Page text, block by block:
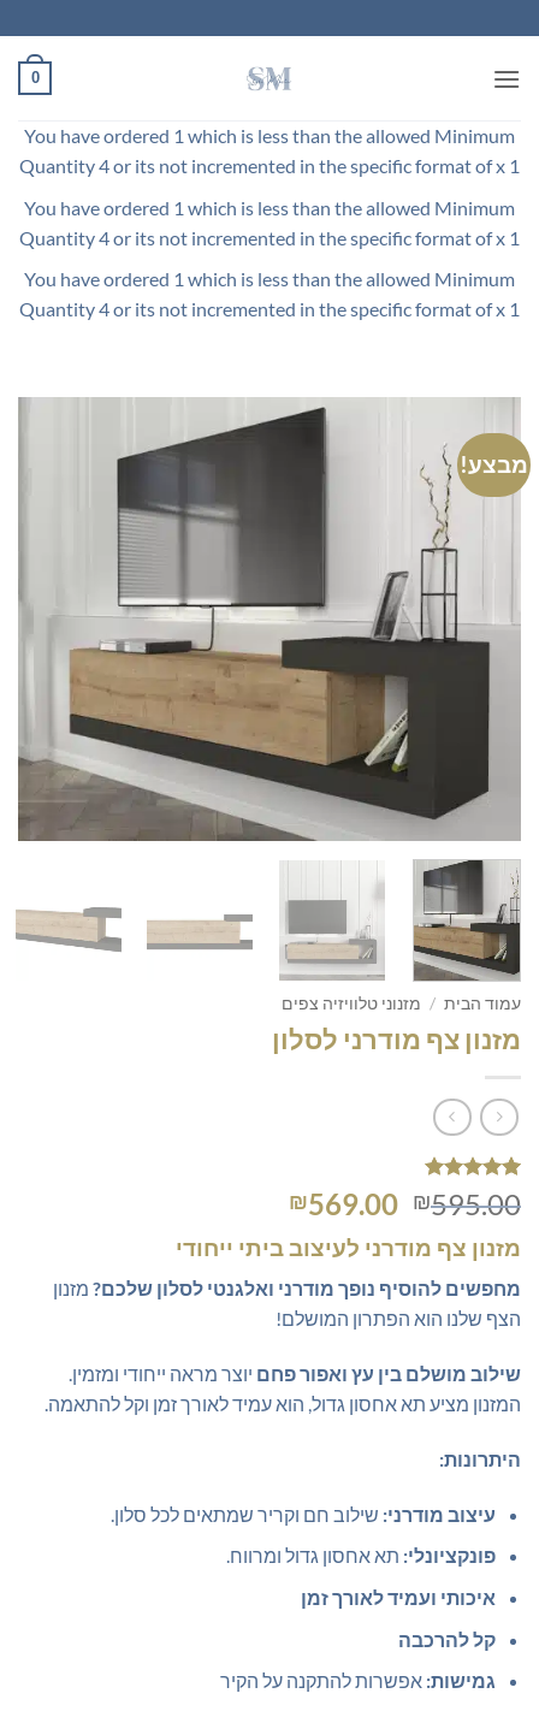
to
content
0
You have ordered 1 which is less than the allowed Minimum
Quantity 4 or its not incremented in the specific format of x 1
You have ordered 1 which is less than the allowed Minimum
Quantity 4 or its not incremented in the specific format of x 1
You have ordered 1 which is less than the allowed Minimum
Quantity 4 or its not incremented in the specific format of x 1
מבצע!
עמוד הבית / מזנוני טלוויזיה צפים
מזנון צף מודרני לסלון
מדורג5
מתוך 5
1
דירוגים של
₪595.00
המחיר
המקורי
היה:
₪595.00.
₪569.00
הוא:
₪569.00.
מזנון צף מודרני לעיצוב ביתי ייחודי
מחפשים להוסיף נופך מודרני ואלגנטי לסלון שלכם? מזנון
הצף שלנו הוא הפתרון המושלם!
שילוב מושלם בין עץ ואפור פחם יוצר מראה ייחודי ומזמין.
המזנון מציע תא אחסון גדול, הוא עמיד לאורך זמן וקל להתאמה.
היתרונות:
עיצוב מודרני: שילוב חם וקריר שמתאים לכל סלון.
פונקציונלי: תא אחסון גדול ומרווח.
איכותי ועמיד לאורך זמן
קל להרכבה
גמישות: אפשרות להתקנה על הקיר